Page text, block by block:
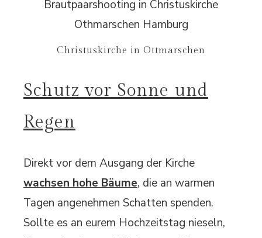
Christuskirche in Ottmarschen
Schutz vor Sonne und
Regen
Direkt vor dem Ausgang der Kirche
wachsen hohe Bäume, die an warmen
Tagen angenehmen Schatten spenden.
Sollte es an eurem Hochzeitstag nieseln,